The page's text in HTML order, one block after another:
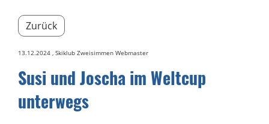
Zurück
13.12.2024 , Skiklub Zweisimmen Webmaster
Susi und Joscha im Weltcup
unterwegs